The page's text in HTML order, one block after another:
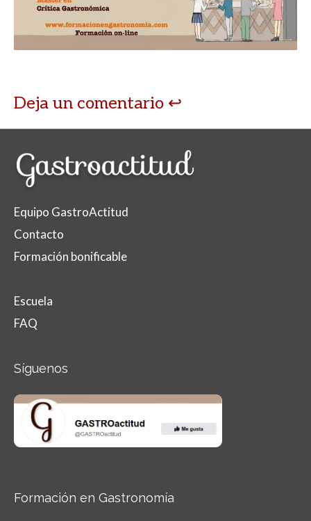
Deja un comentario
Equipo GastroActitud
Contacto
Formación bonificable
Escuela
FAQ
Síguenos
Formación en Gastronomía